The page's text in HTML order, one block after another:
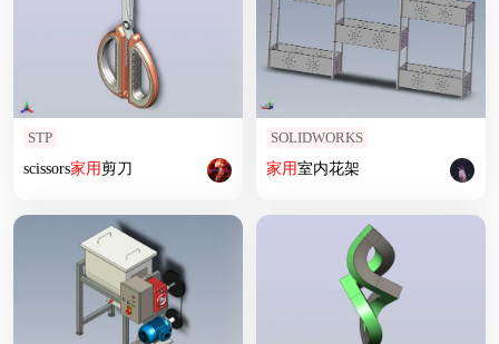
STP
scissors家用剪刀
SOLIDWORKS
家用室内花架